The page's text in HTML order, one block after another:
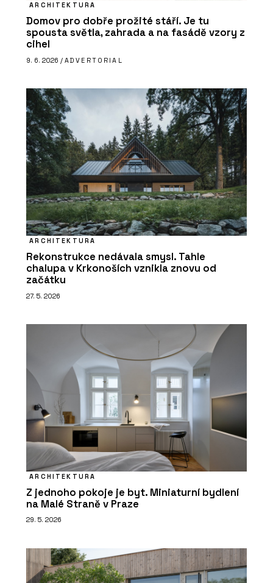
ARCHITEKTURA
Domov pro dobře prožité stáří. Je tu
spousta světla, zahrada a na fasádě vzory z
cihel
9. 6. 2026 / ADVERTORIAL
ARCHITEKTURA
Rekonstrukce nedávala smysl. Tahle
chalupa v Krkonoších vznikla znovu od
začátku
27. 5. 2026
ARCHITEKTURA
Z jednoho pokoje je byt. Miniaturní bydlení
na Malé Straně v Praze
29. 5. 2026